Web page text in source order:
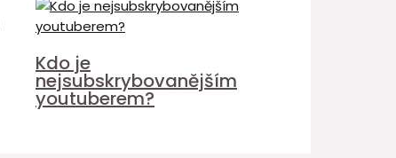
Kdo je
nejsubskrybovanějším
youtuberem?